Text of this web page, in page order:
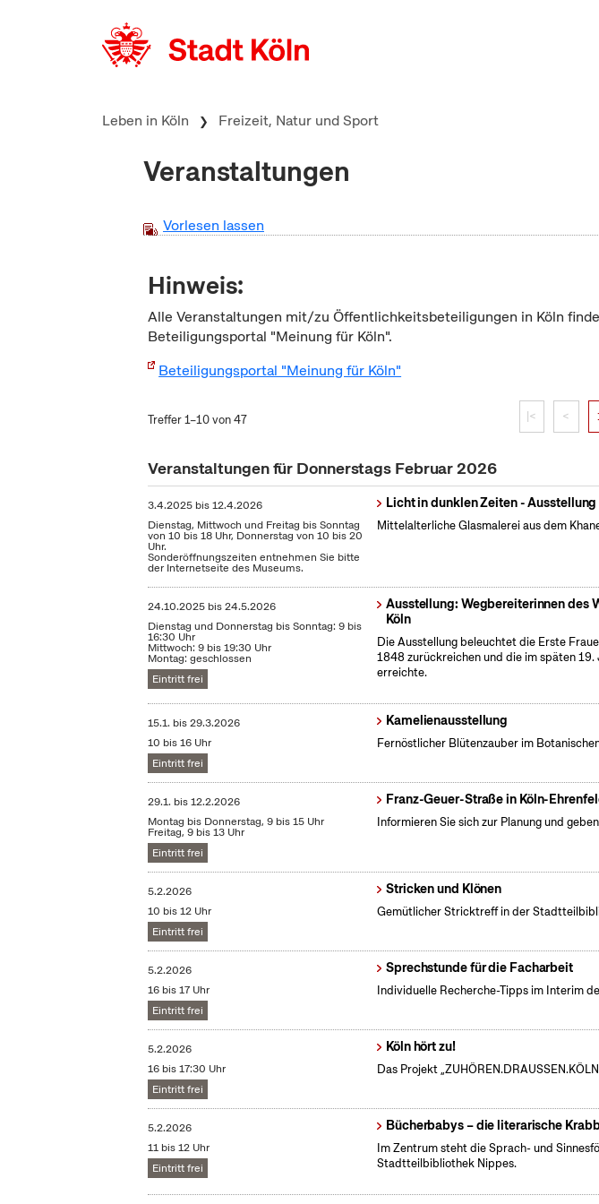
Leben in Köln Freizeit, Natur und Sport
Veranstaltungen
Vorlesen lassen
Hinweis:
Alle Veranstaltungen mit/zu Öffentlichkeitsbeteiligungen in Köln
Beteiligungsportal "Meinung für Köln".
Beteiligungsportal "Meinung für Köln"
Treffer 1–10 von 47 |< <
Veranstaltungen für Donnerstags Februar 2026
3.4.2025 bis12.4.2026
Dienstag, Mittwoch und Freitag bis Sonntag
von 10 bis 18 Uhr, Donnerstag von 10 bis 20
Uhr.
Sonderöffnungszeiten entnehmen Sie bitte
der Internetseite des Museums.
Licht in dunklen Zeiten - Ausstellung
Mittelalterliche Glasmalerei aus dem
24.10.2025 bis24.5.2026
Dienstag und Donnerstag bis Sonntag: 9 bis
16:30 Uhr
Mittwoch: 9 bis 19:30 Uhr
Montag: geschlossen
Eintritt frei
Ausstellung: Wegbereiterinnen des
Köln
Die Ausstellung beleuchtet die Erste
1848 zurückreichen und die im späten
erreichte.
15.1. bis29.3.2026
10 bis 16 Uhr
Eintritt frei
Kamelienausstellung
Fernöstlicher Blütenzauber im
29.1. bis12.2.2026
Montag bis Donnerstag, 9 bis 15 Uhr
Freitag, 9 bis 13 Uhr
Eintritt frei
Franz-Geuer-Straße in Köln-
Informieren Sie sich zur Planung und
5.2.2026
10 bis 12 Uhr
Eintritt frei
Stricken und Klönen
Gemütlicher Stricktreff in der
5.2.2026
16 bis 17 Uhr
Eintritt frei
Sprechstunde für die Facharbeit
Individuelle Recherche-Tipps im Interim
5.2.2026
16 bis 17:30 Uhr
Eintritt frei
Köln hört zu!
Das Projekt
5.2.2026
11 bis 12 Uhr
Eintritt frei
Bücherbabys – die literarische
Im Zentrum steht die Sprach- und
Stadtteilbibliothek Nippes.